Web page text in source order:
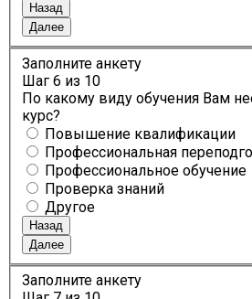
Назад
Далее
Заполните анкету
Шаг 6 из 10
По какому виду обучения Вам
курс?
Повышение квалификации
Профессиональная
Профессиональное обучение
Проверка знаний
Другое
Назад
Далее
Заполните анкету